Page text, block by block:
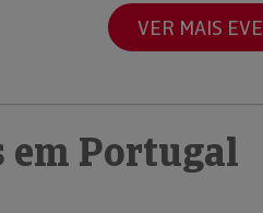
VER MAIS
em Portugal